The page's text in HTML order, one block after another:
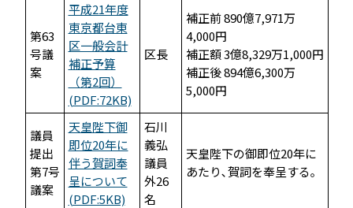
第63
号議
案
平成21年度
東京都台東
区一般会計
補正予算
（第2回）
(PDF:72KB)
区長
補正前 890億7,971万
4,000円
補正額 3億8,329万1,000円
補正後 894億6,300万
5,000円
議員
提出
第7号
議案
天皇陛下御
即位20年に
伴う賀詞奉
呈について
(PDF:5KB)
石川
義弘
議員
外26
名
天皇陛下の御即位20年に
あたり､賀詞を奉呈する｡